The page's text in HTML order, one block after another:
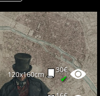
120x160cm
30€
✔